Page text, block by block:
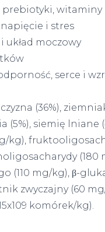
witaminy
i stres
układ moczowy
serce i
(36%),
(5%), siemię
kg),
(180
(110 mg/kg), β-
zwyczajny (60
komórek/kg).